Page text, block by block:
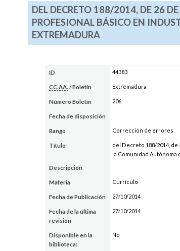
DEL DECRETO 188/2014, DE 26 DE
PROFESIONAL BÁSICO EN
EXTREMADURA
ID 44383
CC.AA. / Boletín Extremadura
Número Boletín 206
Fecha de disposición
Rango Corrección de errores
Título
del Decreto 188/2014,
la Comunidad Autónoma
Descripción
Materia Currículo
Fecha de Publicación 27/10/2014
Fecha de la última
revisión
27/10/2014
Disponible en la
biblioteca:
No